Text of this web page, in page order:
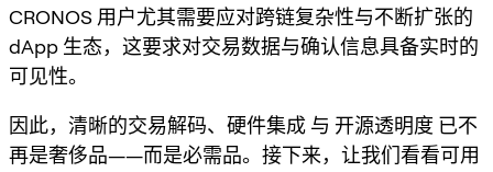
CRONOS 用户尤其需要应对跨链复杂性与不断扩张的
dApp 生态，这要求对交易数据与确认信息具备实时的
可见性。
因此， 清晰的交易解码、 硬件集成 与 开源透明度 已不
再是奢侈品——而是必需品。接下来，让我们看看可用